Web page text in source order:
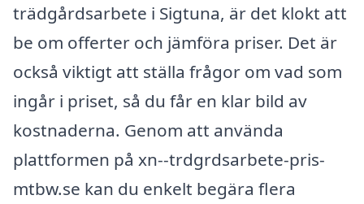
trädgårdsarbete i Sigtuna, är det klokt att
be om offerter och jämföra priser. Det är
också viktigt att ställa frågor om vad som
ingår i priset, så du får en klar bild av
kostnaderna. Genom att använda
plattformen på xn--trdgrdsarbete-pris-
mtbw.se kan du enkelt begära flera